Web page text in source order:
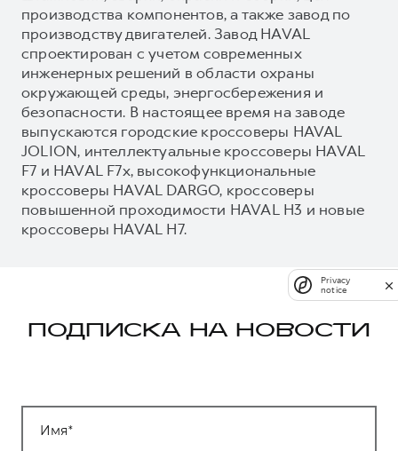
производства компонентов, а также завод по
производству двигателей. Завод HAVAL
спроектирован с учетом современных
инженерных решений в области охраны
окружающей среды, энергосбережения и
безопасности. В настоящее время на заводе
выпускаются городские кроссоверы HAVAL
JOLION, интеллектуальные кроссоверы HAVAL
F7 и HAVAL F7x, высокофункциональные
кроссоверы HAVAL DARGO, кроссоверы
повышенной проходимости HAVAL H3 и новые
кроссоверы HAVAL H7.
ПОДПИСКА НА НОВОСТИ
Имя
Privacy
notice